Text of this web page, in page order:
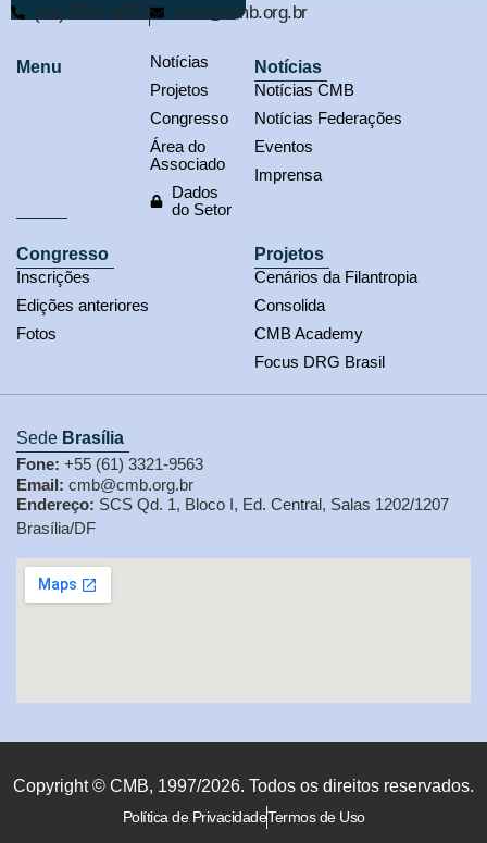
(61) 3321-9563 cmb@cmb.org.br
Menu
Notícias
Projetos
Congresso
Área do
Associado
Dados
do Setor
Notícias
Notícias CMB
Notícias Federações
Eventos
Imprensa
Congresso
Inscrições
Edições anteriores
Fotos
Projetos
Cenários da Filantropia
Consolida
CMB Academy
Focus DRG Brasil
Sede Brasília
Fone: +55 (61) 3321-9563
Email: cmb@cmb.org.br
Endereço: SCS Qd. 1, Bloco I, Ed. Central, Salas 1202/1207
Brasília/DF
Copyright © CMB, 1997/2026. Todos os direitos reservados.
Política de PrivacidadeTermos de Uso